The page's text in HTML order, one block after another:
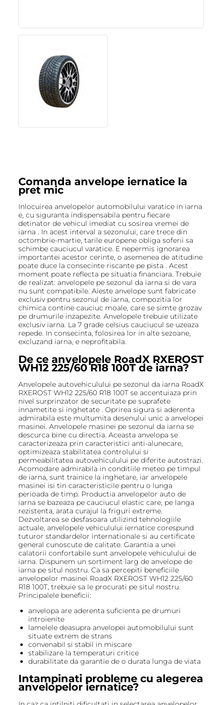
Comanda anvelope iernatice la
pret mic
Inlocuirea anvelopelor automobilului varatice in iarna
e, cu siguranta indispensabila pentru fiecare
detinator de vehicul imediat cu sosirea vremei de
iarna . In acest interval a sezonului, care trece din
octombrie-martie, tarile europene obliga soferii sa
schimbe cauciucul varatice. E nepermis ignorarea
importantei acestor cerinte, o asemenea de atitudine
poate duce la consecinte riscante pe pista . Acest
moment poate reflecta pe situatia financiara. Trebuie
de realizat: anvelopele pe sezonul da iarna si de vara
nu sunt compatibile. Aieste anvelope sunt fabricate
exclusiv pentru sezonul de iarna, compozitia lor
chimica contine cauciuc moale, care se simte grozav
pe drumurile inzapezite. Anvelopele trebuie utilizate
exclusiv iarna. La 7 grade celsius cauciucul se uzeaza
repede. In consecinta, folosirea lor in alte sezoane,
excluzand iarna, e neprofitabila.
De ce anvelopele RoadX RXEROST
WH12 225/60 R18 100T de iarna?
Anvelopele autovehiculului pe sezonul da iarna RoadX
RXEROST WH12 225/60 R18 100T se accentuiaza prin
nivel surprinzator de securitate pe suprafete
innametite si inghetate . Oprirea sigura si aderenta
admirabila este multumita desenului unic a anvelopei
masinei. Anvelopele masinei pe sezonul da iarna se
descurca bine cu directia. Aceasta anvelopa se
caracterizeaza prin caracteristici anti-alunecare,
optimizeaza stabilitatea controlului si
permeabilitatea autovehiculului pe diferite autostrazi.
Acomodare admirabila in conditiile meteo pe timpul
de iarna, sunt trainice la inghetare, iar anvelopele
masinei isi tin caracteristicile pentru o lunga
perioada de timp. Productia anvelopelor auto de
iarna se bazeaza pe cauciucul elastic care, pe langa
rezistenta, arata curajul la friguri extreme.
Dezvoltarea se desfasoara utilizind tehnologiile
actuale, anvelopele vehiculului iernatice corespund
tuturor standardelor internationale si au certificate
general cunoscute de calitate. Garantia a unei
calatorii confortabile sunt anvelopele vehiculului de
iarna. Dispunem un sortiment larg de anvelope de
iarna pe situl nostru. Ca sa percepiti beneficiile
anvelopelor masinei RoadX RXEROST WH12 225/60
R18 100T, trebuie sa le procurati pe situl nostru.
Principalele beneficii:
anvelopa are aderenta suficienta pe drumuri
introienite
lamelele deasupra anvelopei automobilului sunt
situate extrem de strans
convenabil si stabil in miscare
stabilizare la temperaturi critice
durabilitate da garantie de o durata lunga de viata
Intampinati probleme cu alegerea
anvelopelor iernatice?